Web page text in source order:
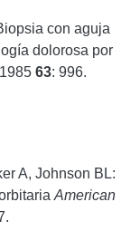
con aguja
dolorosa por
63: 996.
A, Johnson BL:
American